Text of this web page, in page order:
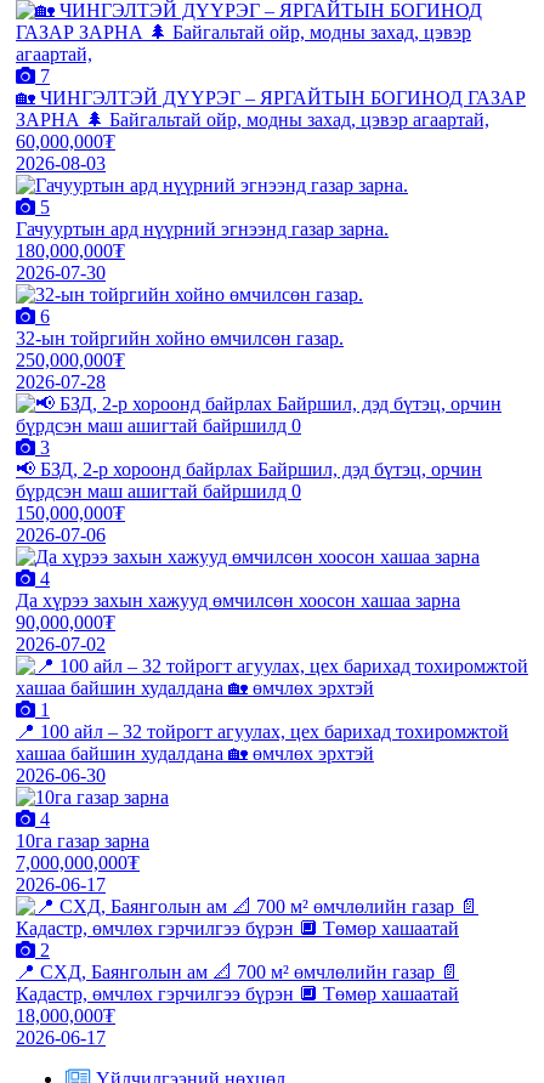
7
🏡 ЧИНГЭЛТЭЙ ДҮҮРЭГ – ЯРГАЙТЫН БОГИНОД ГАЗАР
ЗАРНА 🌲 Байгальтай ойр, модны захад, цэвэр агаартай,
60,000,000₮
2026-08-03
5
Гачууртын ард нүүрний эгнээнд газар зарна.
180,000,000₮
2026-07-30
6
32-ын тойргийн хойно өмчилсөн газар.
250,000,000₮
2026-07-28
3
📢 БЗД, 2-р хороонд байрлах Байршил, дэд бүтэц, орчин
бүрдсэн маш ашигтай байршилд 0
150,000,000₮
2026-07-06
4
Да хүрээ захын хажууд өмчилсөн хоосон хашаа зарна
90,000,000₮
2026-07-02
1
📍 100 айл – 32 тойрогт агуулах, цех барихад тохиромжтой
хашаа байшин худалдана 🏡 өмчлөх эрхтэй
2026-06-30
4
10га газар зарна
7,000,000,000₮
2026-06-17
2
📍 СХД, Баянголын ам 📐 700 м² өмчлөлийн газар 📄
Кадастр, өмчлөх гэрчилгээ бүрэн 🔲 Төмөр хашаатай
18,000,000₮
2026-06-17
Үйлчилгээний нөхцөл